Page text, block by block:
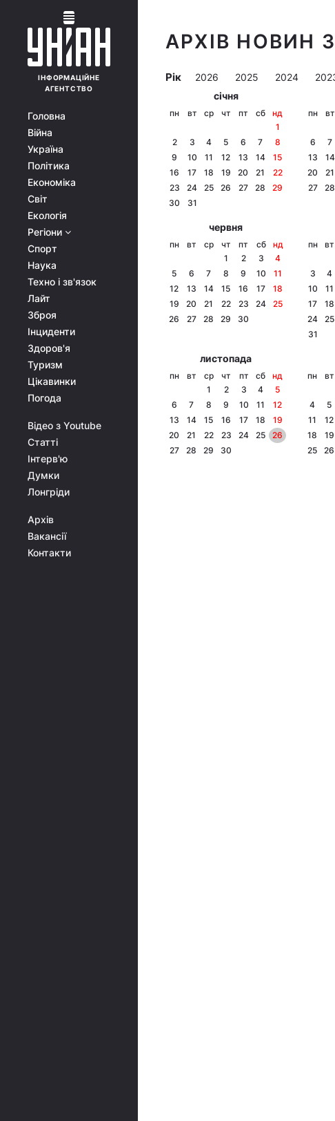
ІНФОРМАЦІЙНЕ
АГЕНТСТВО
Головна
Війна
Україна
Політика
Економіка
Світ
Екологія
Регіони
Спорт
Наука
Техно і зв'язок
Лайт
Зброя
Інциденти
Здоров'я
Туризм
Цікавинки
Погода
Відео з Youtube
Статті
Інтерв'ю
Думки
Лонгріди
Архів
Вакансії
Контакти
АРХІВ НОВИН
Рік 2026 2025 2024
січня
пн вт ср чт пт сб
нд
1
2
3 4 5 6 7
8
9
10 11 12 13 14
15
16
17 18 19 20 21
22
23
24 25 26 27 28
29
30
31
пн вт
6
7
13
14
20
21
27
28
червня
пн вт ср чт пт сб
нд
1
2 3
4
5
6 7 8 9 10
11
12
13 14 15 16 17
18
19
20 21 22 23 24
25
26
27 28 29 30
пн вт
3
4
10
11
17
18
24
25
31
листопада
пн вт ср чт пт сб
нд
1
2 3 4
5
6
7 8 9 10 11
12
13
14 15 16 17 18
19
20
21 22 23 24 25
26
27
28 29 30
пн вт
4
5
11
12
18
19
25
26